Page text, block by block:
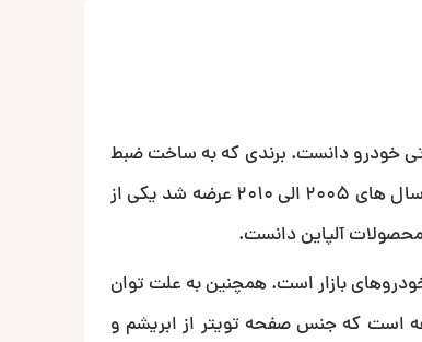
خودرو دانست. برندی که به ساخت ضبط
و بلندگوهای با کیفیت شهره است. در میان محصولات این برند اما سری E که برای اولین در حوالی سال های 2005 الی 2010 عرضه شد یکی از
روی اغلب خودروهای بازار است. همچنین به علت توان
است که جنس صفحه تویتر از ابریشم و